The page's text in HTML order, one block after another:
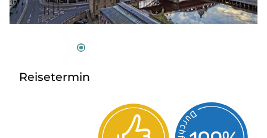
Reisetermin